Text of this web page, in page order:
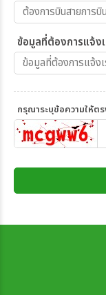
ข้อมูลที่ต้องการแจ้ง
กรุณาระบุข้อความให้ต